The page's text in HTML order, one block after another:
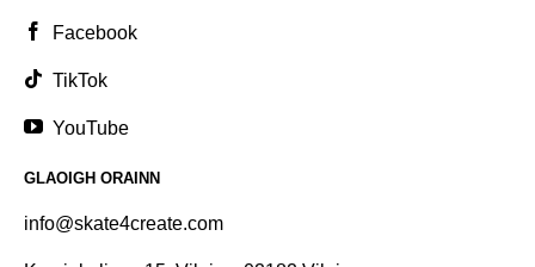
Facebook
TikTok
YouTube
GLAOIGH ORAINN
info@skate4create.com